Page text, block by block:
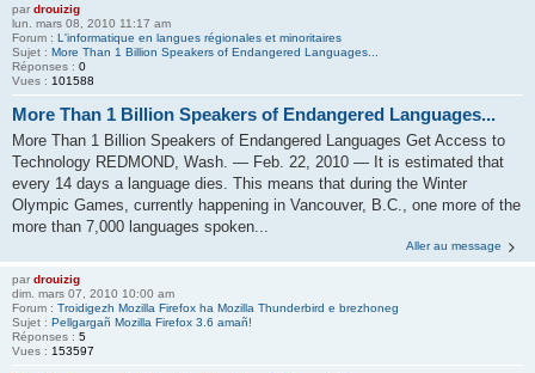
par drouizig
lun. mars 08, 2010 11:17 am
Forum : L'informatique en langues régionales et minoritaires
Sujet : More Than 1 Billion Speakers of Endangered Languages...
Réponses : 0
Vues : 101588
More Than 1 Billion Speakers of Endangered Languages...
More Than 1 Billion Speakers of Endangered Languages Get Access to
Technology REDMOND, Wash. — Feb. 22, 2010 — It is estimated that
every 14 days a language dies. This means that during the Winter
Olympic Games, currently happening in Vancouver, B.C., one more of the
more than 7,000 languages spoken...
Aller au message
par drouizig
dim. mars 07, 2010 10:00 am
Forum : Troidigezh Mozilla Firefox ha Mozilla Thunderbird e brezhoneg
Sujet : Pellgargañ Mozilla Firefox 3.6 amañ!
Réponses : 5
Vues : 153597